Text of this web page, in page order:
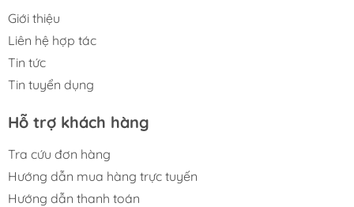
Giới thiệu
Liên hệ hợp tác
Tin tức
Tin tuyển dụng
Hỗ trợ khách hàng
Tra cứu đơn hàng
Hướng dẫn mua hàng trực tuyến
Hướng dẫn thanh toán